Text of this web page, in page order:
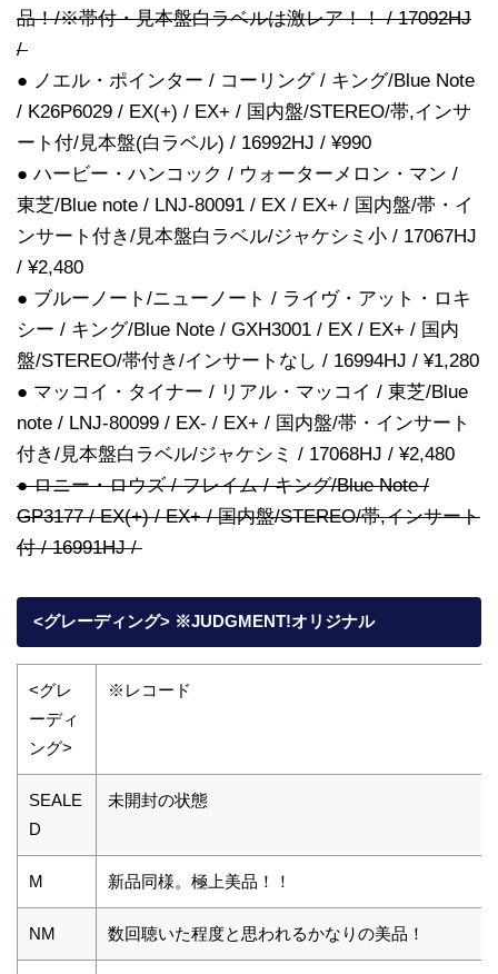
品！/※帯付・見本盤白ラベルは激レア！！ / 17092HJ
/
● ノエル・ポインター / コーリング / キング/Blue Note
/ K26P6029 / EX(+) / EX+ / 国内盤/STEREO/帯,インサ
ート付/見本盤(白ラベル) / 16992HJ / ¥990
● ハービー・ハンコック / ウォーターメロン・マン /
東芝/Blue note / LNJ-80091 / EX / EX+ / 国内盤/帯・イ
ンサート付き/見本盤白ラベル/ジャケシミ小 / 17067HJ
/ ¥2,480
● ブルーノート/ニューノート / ライヴ・アット・ロキ
シー / キング/Blue Note / GXH3001 / EX / EX+ / 国内
盤/STEREO/帯付き/インサートなし / 16994HJ / ¥1,280
● マッコイ・タイナー / リアル・マッコイ / 東芝/Blue
note / LNJ-80099 / EX- / EX+ / 国内盤/帯・インサート
付き/見本盤白ラベル/ジャケシミ / 17068HJ / ¥2,480
● ロニー・ロウズ / フレイム / キング/Blue Note /
GP3177 / EX(+) / EX+ / 国内盤/STEREO/帯,インサート
付 / 16991HJ /
<グレーディング> ※JUDGMENT!オリジナル
<グレ
ーディ
ング>
※レコード
SEALE
D
未開封の状態
M 新品同様。極上美品！！
NM 数回聴いた程度と思われるかなりの美品！